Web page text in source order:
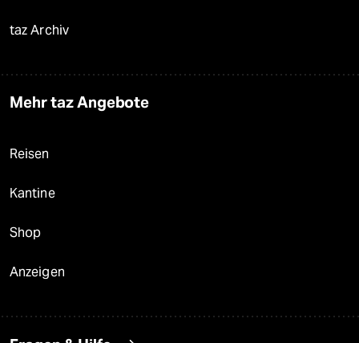
taz Archiv
Mehr taz Angebote
Reisen
Kantine
Shop
Anzeigen